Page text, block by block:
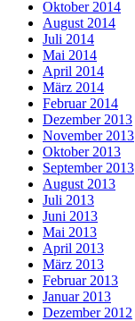
Oktober 2014
August 2014
Juli 2014
Mai 2014
April 2014
März 2014
Februar 2014
Dezember 2013
November 2013
Oktober 2013
September 2013
August 2013
Juli 2013
Juni 2013
Mai 2013
April 2013
März 2013
Februar 2013
Januar 2013
Dezember 2012